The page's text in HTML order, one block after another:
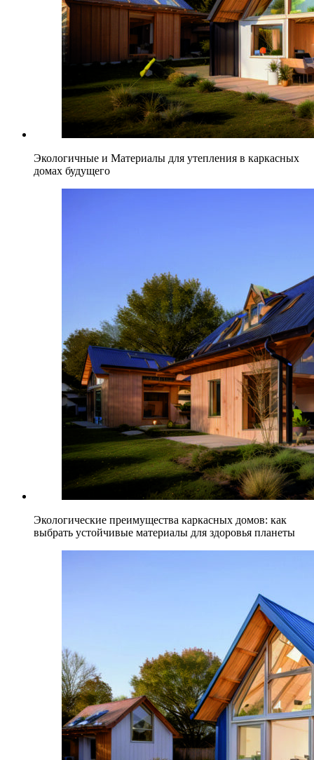
Экологичные и Материалы для утепления в каркасных
домах будущего
Экологические преимущества каркасных домов: как
выбрать устойчивые материалы для здоровья планеты